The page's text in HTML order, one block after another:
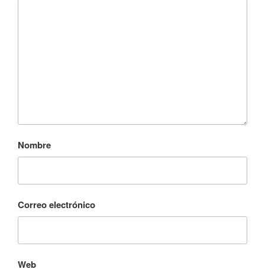
Nombre
Correo electrónico
Web